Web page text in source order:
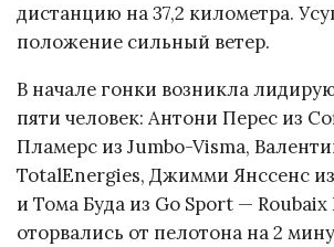
дистанцию на 37,2 километра.
положение сильный ветер.
В начале гонки возникла
пяти человек: Антони Перес из
Пламерс из Jumbo-Visma,
TotalEnergies, Джимми Янссенс
и Тома Буда из Go Sport —
оторвались от пелотона на 2